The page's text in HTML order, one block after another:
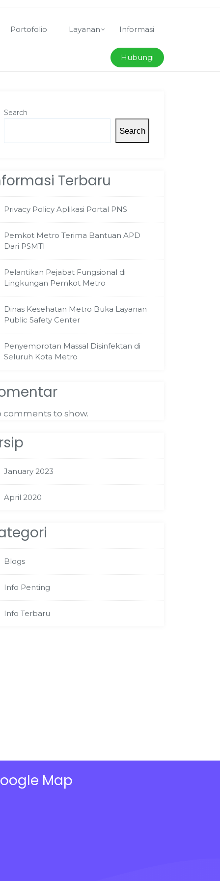
Portofolio Layanan Informasi
Hubungi
Search
Search
Terbaru
Privacy Policy Aplikasi Portal PNS
Pemkot Metro Terima Bantuan APD
Dari PSMTI
Pelantikan Pejabat Fungsional di
Lingkungan Pemkot Metro
Dinas Kesehatan Metro Buka Layanan
Public Safety Center
Penyemprotan Massal Disinfektan di
Seluruh Kota Metro
comments to show.
January 2023
April 2020
Blogs
Info Penting
Info Terbaru
Map